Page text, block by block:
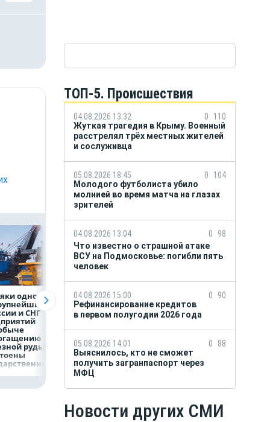
одного
и СНГ
руды
Объем продаж
кредитов
наличными в России
вырос на 64%
полугодии 2026
ТОП-5. Происшествия
04.08.2026 13:32 0
110
Жуткая трагедия в Крыму. Военный
расстрелял трёх местных жителей
и сослуживца
05.08.2026 18:45 0
104
Молодого футболиста убило
молнией во время матча на глазах
зрителей
04.08.2026 13:04 0
98
Что известно о страшной атаке
ВСУ на Подмосковье: погибли пять
человек
04.08.2026 15:00 0
90
Рефинансирование кредитов
в первом полугодии 2026 года
05.08.2026 14:01 0
88
Выяснилось, кто не сможет
получить загранпаспорт через
МФЦ
Новости других СМИ